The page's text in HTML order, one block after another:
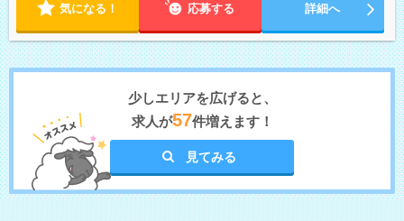
気になる！ 応募する 詳細へ
少しエリアを広げると、
求人が57件増えます！
見てみる